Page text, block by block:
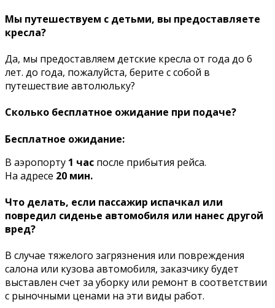
Мы путешествуем с детьми, вы предоставляете
кресла?
Да, мы предоставляем детские кресла от года до 6
лет. до года, пожалуйста, берите с собой в
путешествие автолюльку?
Сколько бесплатное ожидание при подаче?
Бесплатное ожидание:
В аэропорту 1 час после прибытия рейса.
На адресе 20 мин.
Что делать, если пассажир испачкал или
повредил сиденье автомобиля или нанес другой
вред?
В случае тяжелого загрязнения или повреждения
салона или кузова автомобиля, заказчику будет
выставлен счет за уборку или ремонт в соответствии
с рыночными ценами на эти виды работ.